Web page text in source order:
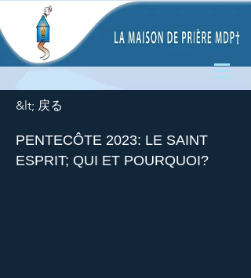
&lt; 戻る
PENTECÔTE 2023: LE SAINT
ESPRIT; QUI ET POURQUOI?